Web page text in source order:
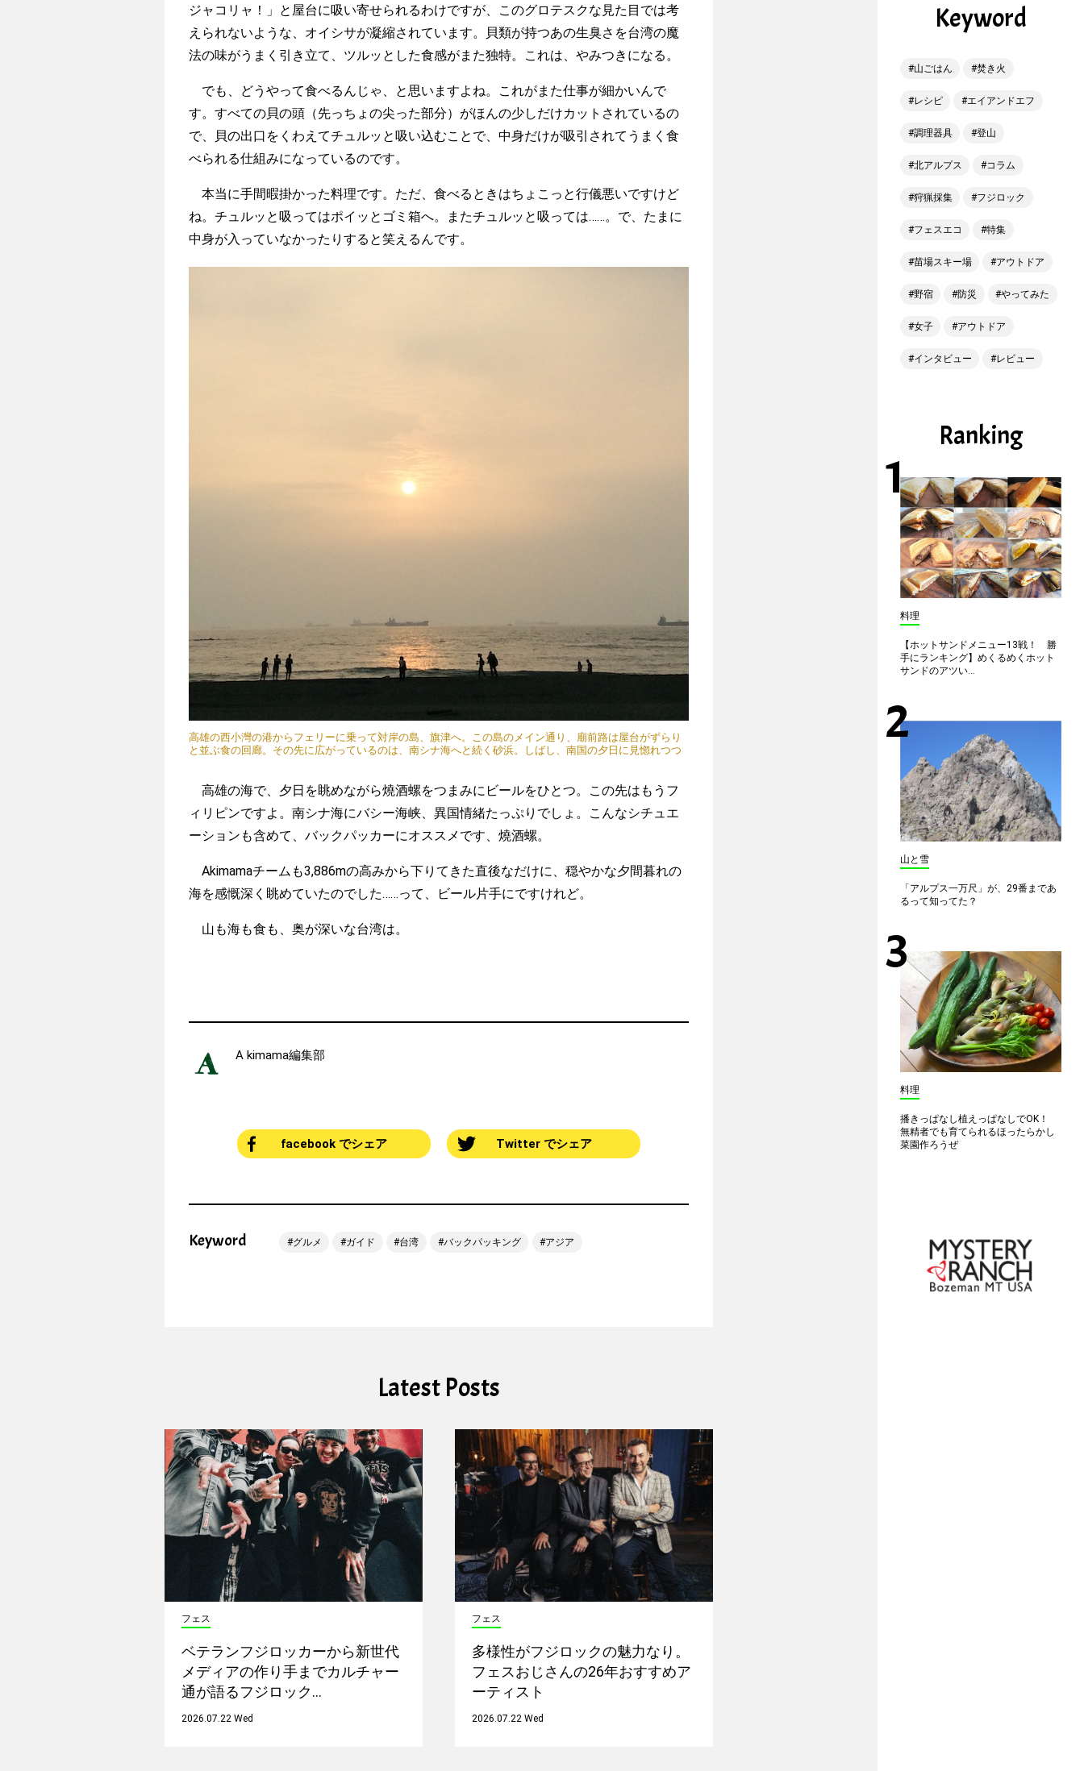
ジャコリャ！」と屋台に吸い寄せられるわけですが、このグロテスクな見た目では考
えられないような、オイシサが凝縮されています。貝類が持つあの生臭さを台湾の魔
法の味がうまく引き立て、ツルッとした食感がまた独特。これは、やみつきになる。
でも、どうやって食べるんじゃ、と思いますよね。これがまた仕事が細かいんで
す。すべての貝の頭（先っちょの尖った部分）がほんの少しだけカットされているの
で、貝の出口をくわえてチュルッと吸い込むことで、中身だけが吸引されてうまく食
べられる仕組みになっているのです。
本当に手間暇掛かった料理です。ただ、食べるときはちょこっと行儀悪いですけど
ね。チュルッと吸ってはポイッとゴミ箱へ。またチュルッと吸っては……。で、たまに
中身が入っていなかったりすると笑えるんです。
高雄の西小灣の港からフェリーに乗って対岸の島、旗津へ。この島のメイン通り、廟前路は屋台がずらり
と並ぶ食の回廊。その先に広がっているのは、南シナ海へと続く砂浜。しばし、南国の夕日に見惚れつつ
高雄の海で、夕日を眺めながら燒酒螺をつまみにビールをひとつ。この先はもうフ
ィリピンですよ。南シナ海にバシー海峡、異国情緒たっぷりでしょ。こんなシチュエ
ーションも含めて、バックパッカーにオススメです、燒酒螺。
Akimamaチームも3,886mの高みから下りてきた直後なだけに、穏やかな夕間暮れの
海を感慨深く眺めていたのでした……って、ビール片手にですけれど。
山も海も食も、奥が深いな台湾は。
A kimama編集部
facebook でシェア Twitter でシェア
Keyword グルメ ガイド 台湾 バックパッキング アジア
Latest Posts
フェス
ベテランフジロッカーから新世代
メディアの作り手までカルチャー
通が語るフジロック…
2026.07.22 Wed
フェス
多様性がフジロックの魅力なり。
フェスおじさんの26年おすすめア
ーティスト
2026.07.22 Wed
Keyword
山ごはん 焚き火
レシピ エイアンドエフ
調理器具 登山
北アルプス コラム
狩猟採集 フジロック
フェスエコ 特集
苗場スキー場 アウトドア
野宿 防災 やってみた
女子 アウトドア
インタビュー レビュー
Ranking
料理
【ホットサンドメニュー13戦！ 勝
手にランキング】めくるめくホット
サンドのアツい...
山と雪
「アルプス一万尺」が、29番まであ
るって知ってた？
料理
播きっぱなし植えっぱなしでOK！
無精者でも育てられるほったらかし
菜園作ろうぜ